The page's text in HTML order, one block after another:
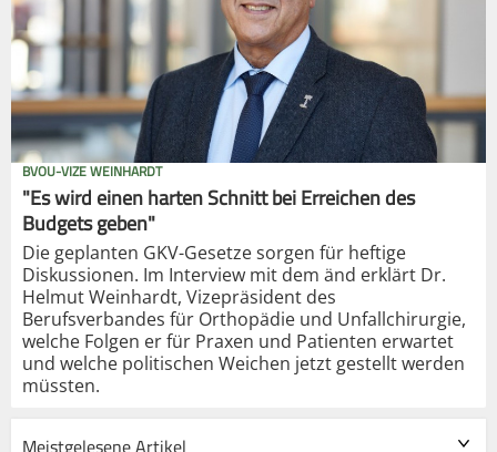
BVOU-VIZE WEINHARDT
"Es wird einen harten Schnitt bei Erreichen des
Budgets geben"
Die geplanten GKV-Gesetze sorgen für heftige
Diskussionen. Im Interview mit dem änd erklärt Dr.
Helmut Weinhardt, Vizepräsident des
Berufsverbandes für Orthopädie und Unfallchirurgie,
welche Folgen er für Praxen und Patienten erwartet
und welche politischen Weichen jetzt gestellt werden
müssten.